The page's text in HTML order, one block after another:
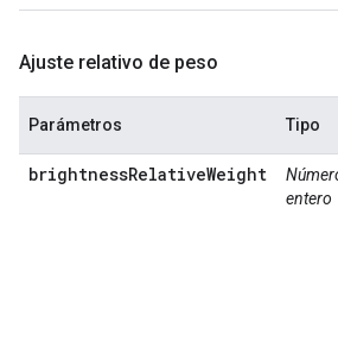
Ajuste relativo de peso
Parámetros Tipo
brightnessRelativeWeight
entero